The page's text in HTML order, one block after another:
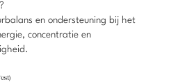
en ondersteuning bij het
concentratie en